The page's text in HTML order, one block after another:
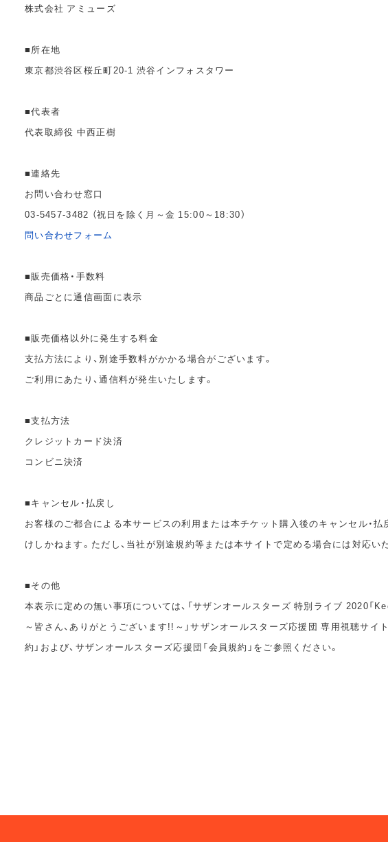
株式会社 アミューズ
■所在地
東京都渋谷区桜丘町20-1 渋谷インフォスタワー
■代表者
代表取締役 中西正樹
■連絡先
お問い合わせ窓口
03-5457-3482 （祝日を除く月～金 15:00～18:30）
問い合わせフォーム
■販売価格・手数料
商品ごとに通信画面に表示
■販売価格以外に発生する料金
支払方法により、別途手数料がかかる場合がございます。
ご利用にあたり、通信料が発生いたします。
■支払方法
クレジットカード決済
コンビニ決済
■キャンセル・払戻し
お客様のご都合による本サービスの利用または本チケット購入後のキャンセル・払
けしかねます。ただし、当社が別途規約等または本サイトで定める場合には対応い
■その他
本表示に定めの無い事項については、「サザンオールスターズ 特別ライブ 2020「
～皆さん、ありがとうございます!!～」サザンオールスターズ応援団 専用視聴サ
約」および、サザンオールスターズ応援団「会員規約」をご参照ください。